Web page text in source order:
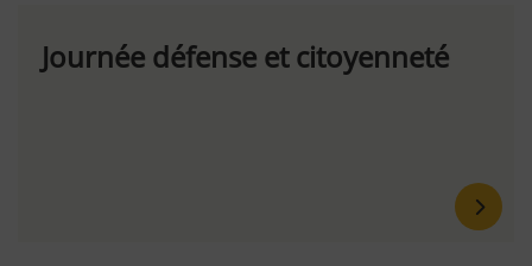
Journée défense et citoyenneté